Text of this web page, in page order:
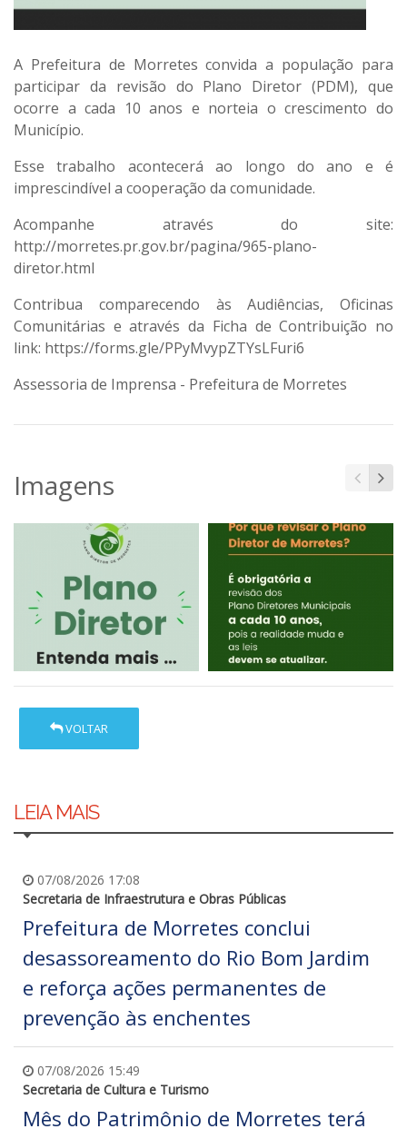
A Prefeitura de Morretes convida a população para
participar da revisão do Plano Diretor (PDM), que
ocorre a cada 10 anos e norteia o crescimento do
Município.
Esse trabalho acontecerá ao longo do ano e é
imprescindível a cooperação da comunidade.
Acompanhe através do site:
http://morretes.pr.gov.br/pagina/965-plano-
diretor.html
Contribua comparecendo às Audiências, Oficinas
Comunitárias e através da Ficha de Contribuição no
link: https://forms.gle/PPyMvypZTYsLFuri6
Assessoria de Imprensa - Prefeitura de Morretes
Imagens
VOLTAR
LEIA MAIS
07/08/2026 17:08
Secretaria de Infraestrutura e Obras Públicas
Prefeitura de Morretes conclui
desassoreamento do Rio Bom Jardim
e reforça ações permanentes de
prevenção às enchentes
07/08/2026 15:49
Secretaria de Cultura e Turismo
Mês do Patrimônio de Morretes terá